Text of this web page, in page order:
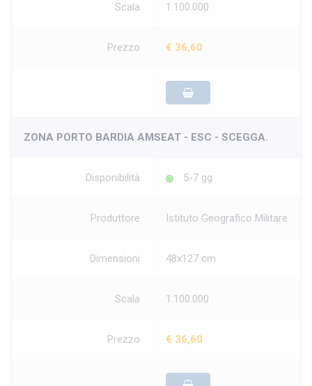
Scala 1:100.000
Prezzo € 36,60
ZONA PORTO BARDIA AMSEAT - ESC - SCEGGA.
Disponibilità 5-7 gg
Produttore Istituto Geografico Militare
Dimensioni 48x127 cm
Scala 1:100.000
Prezzo € 36,60